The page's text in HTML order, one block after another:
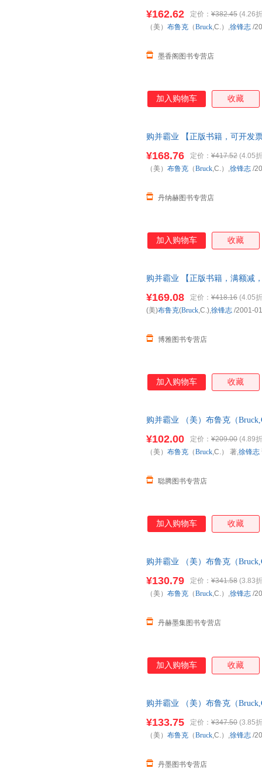
¥162.62 定价： ¥382.45 (4.26
墨香阁图书专营店
（美） 布鲁克 （Bruck,C.）,徐锋志 /
加入购物车 收藏
购并霸业 【正版书籍，可开发
¥168.76 定价： ¥417.52 (4.05
丹纳赫图书专营店
（美） 布鲁克 （Bruck,C.）,徐锋志 /
加入购物车 收藏
购并霸业 【正版书籍，满额减
¥169.08 定价： ¥418.16 (4.05
博雅图书专营店
(美)布鲁克(Bruck,C.),徐锋志 /2001-
加入购物车 收藏
购并霸业 （美）布鲁克（
¥102.00 定价： ¥209.00 (4.89
聪腾图书专营店
（美） 布鲁克 （Bruck,C.） 著,徐锋志
加入购物车 收藏
购并霸业 （美）布鲁克（
¥130.79 定价： ¥341.58 (3.83
丹赫墨集图书专营店
（美） 布鲁克 （Bruck,C.）,徐锋志 /
加入购物车 收藏
购并霸业 （美）布鲁克（
¥133.75 定价： ¥347.50 (3.85
丹墨图书专营店
（美） 布鲁克 （Bruck,C.）,徐锋志 /